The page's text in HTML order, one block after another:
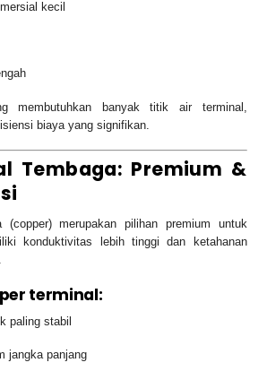
kecil
membutuhkan banyak titik air terminal,
biaya yang signifikan.
Tembaga: Premium &
(copper) merupakan pilihan premium untuk
konduktivitas lebih tinggi dan ketahanan
terminal:
paling stabil
jangka panjang